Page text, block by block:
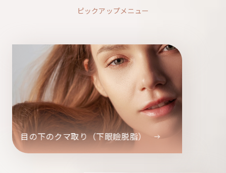
ピックアップメニュー
目の下のクマ取り（下眼瞼脱脂）